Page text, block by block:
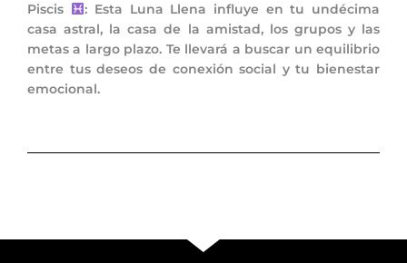
Piscis
: Esta Luna Llena influye en tu undécima
casa astral, la casa de la amistad, los grupos y las
metas a largo plazo. Te llevará a buscar un equilibrio
entre tus deseos de conexión social y tu bienestar
emocional.